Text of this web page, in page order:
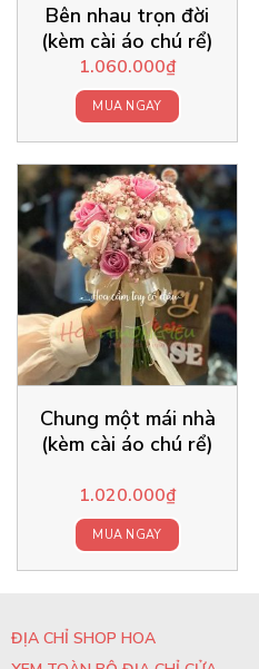
Bên nhau trọn đời
(kèm cài áo chú rể)
1.060.000₫
MUA NGAY
Chung một mái nhà
(kèm cài áo chú rể)
1.020.000₫
MUA NGAY
ĐỊA CHỈ SHOP HOA